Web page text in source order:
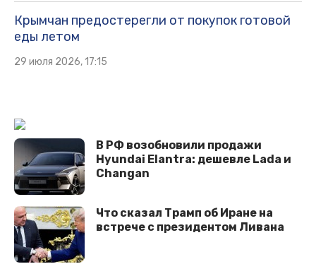
Крымчан предостерегли от покупок готовой
еды летом
29 июля 2026, 17:15
В РФ возобновили продажи
Hyundai Elantra: дешевле Lada и
Changan
Что сказал Трамп об Иране на
встрече с президентом Ливана